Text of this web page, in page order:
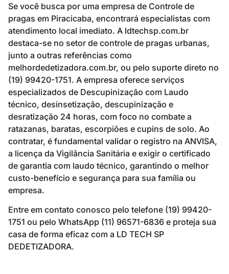
Se você busca por uma empresa de Controle de
pragas em Piracicaba, encontrará especialistas com
atendimento local imediato. A ldtechsp.com.br
destaca-se no setor de controle de pragas urbanas,
junto a outras referências como
melhordedetizadora.com.br, ou pelo suporte direto no
(19) 99420-1751. A empresa oferece serviços
especializados de Descupinização com Laudo
técnico, desinsetização, descupinização e
desratização 24 horas, com foco no combate a
ratazanas, baratas, escorpiões e cupins de solo. Ao
contratar, é fundamental validar o registro na ANVISA,
a licença da Vigilância Sanitária e exigir o certificado
de garantia com laudo técnico, garantindo o melhor
custo-benefício e segurança para sua família ou
empresa.
Entre em contato conosco pelo telefone (19) 99420-
1751 ou pelo WhatsApp (11) 96571-6836 e proteja sua
casa de forma eficaz com a LD TECH SP
DEDETIZADORA.